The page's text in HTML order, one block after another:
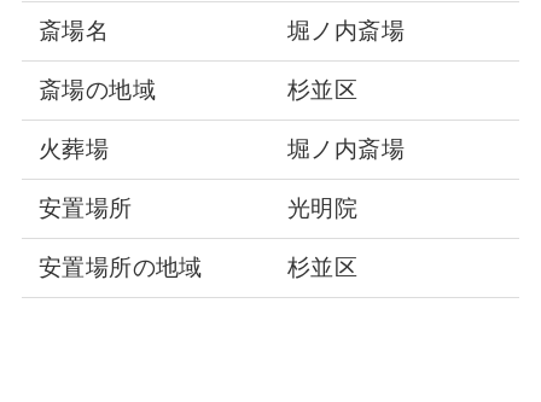
斎場名 堀ノ内斎場
斎場の地域 杉並区
火葬場 堀ノ内斎場
安置場所 光明院
安置場所の地域 杉並区